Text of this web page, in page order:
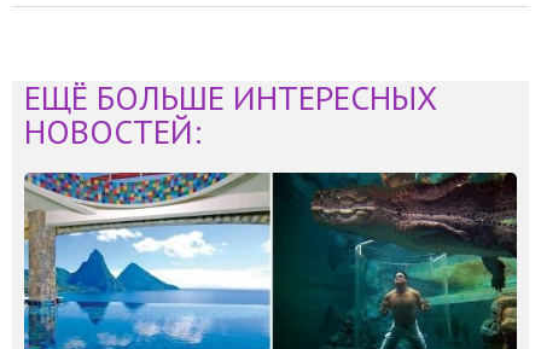
ЕЩЁ БОЛЬШЕ ИНТЕРЕСНЫХ
НОВОСТЕЙ: